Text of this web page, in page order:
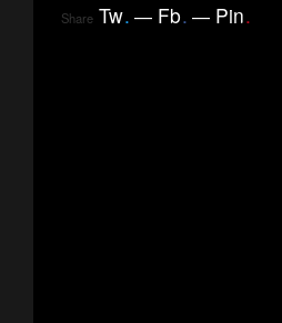
Share Tw. Fb. Pin.